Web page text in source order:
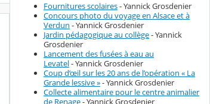
Fournitures scolaires- Yannick Grosdenier
Concours photo du voyage en Alsace et à
Verdun - Yannick Grosdenier
Jardin pédagogique au collège- Yannick
Grosdenier
Lancement des fusées à eau au
Levatel- Yannick Grosdenier
Coup d’œil sur les 20 ans de l’opération « La
Grande lessive »- Yannick Grosdenier
Collecte alimentaire pour le centre animalier
de Renage- Yannick Grosdenier